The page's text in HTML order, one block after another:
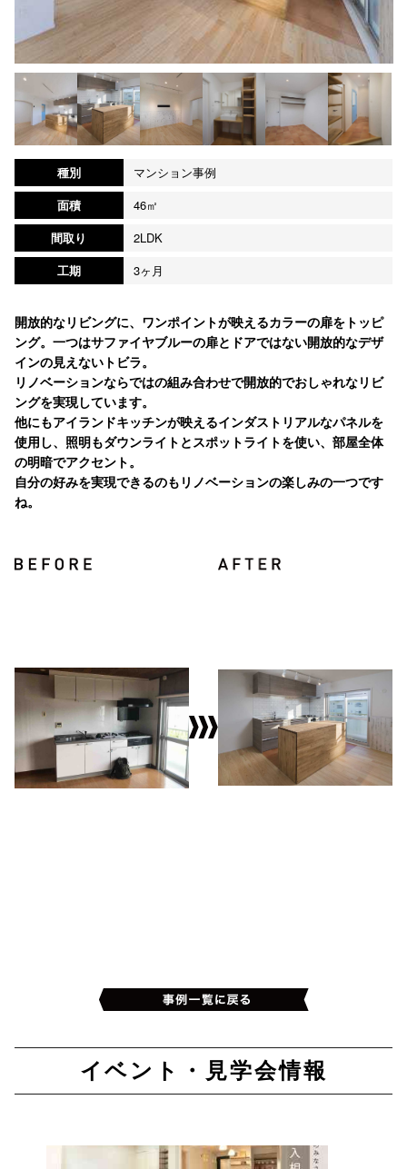
種別
マンション事例
面積
46㎡
間取り
2LDK
工期
3ヶ月
開放的なリビングに、ワンポイントが映えるカラーの扉をトッピ
ング。一つはサファイヤブルーの扉とドアではない開放的なデザ
インの見えないトビラ。
リノベーションならではの組み合わせで開放的でおしゃれなリビ
ングを実現しています。
他にもアイランドキッチンが映えるインダストリアルなパネルを
使用し、照明もダウンライトとスポットライトを使い、部屋全体
の明暗でアクセント。
自分の好みを実現できるのもリノベーションの楽しみの一つです
ね。
イベント・見学会情報